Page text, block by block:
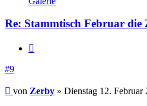
Zerby
Re: Stammtisch Februar die
#9
Beitrag
von Zerby » Dienstag 12. Februar